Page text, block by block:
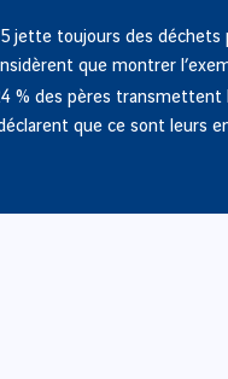
5 jette toujours des
que montrer
% des pères transmettent
que ce sont leurs